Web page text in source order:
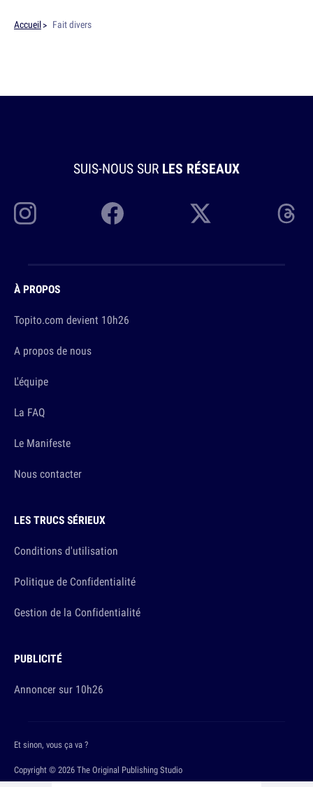
Accueil Fait divers
SUIS-NOUS SUR LES RÉSEAUX
À PROPOS
Topito.com devient 10h26
A propos de nous
L'équipe
La FAQ
Le Manifeste
Nous contacter
LES TRUCS SÉRIEUX
Conditions d'utilisation
Politique de Confidentialité
Gestion de la Confidentialité
PUBLICITÉ
Annoncer sur 10h26
Copyright © 2026 The Original Publishing Studio
Et sinon, vous ça va ?